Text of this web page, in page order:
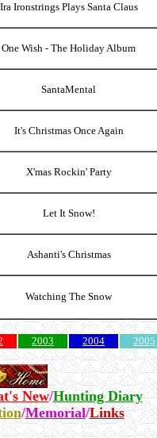
Ira Ironstrings Plays Santa Claus
One Wish - The Holiday Album
SantaMental
It's Christmas Once Again
X'mas Rockin' Party
Let It Snow!
Ashanti's Christmas
Watching The Snow
2003 2004 2005
New/Hunting Diary
/Memorial/Links